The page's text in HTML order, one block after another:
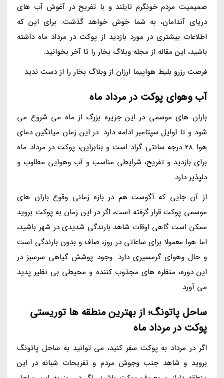
صمیمیت مردم خونگرم تایلند و با تفریح در آغوش آب های
دریای آندامان، به شما خوش خواهد گذشت. برای این که
اطلاعات بیشتری در مورد بازدید از پوکت در مرداد ماه داشته
باشید، این مقاله از مجله وبلاگ بخار را تا آخر بخوانید.
فرصت رزرو بلیط هواپیما ارزان از وبلاگ بخار را از دست ندید
آب وهوای پوکت در مرداد ماه
باران های موسمی در این جزیره بزرگ از ماه می شروع می
شود و تا اوایل سپتامبر ادامه دارد. در این زمان میانگین دمای
هوا 28 درجه سانتی گراد است و بنابراین، پوکت در مرداد ماه
برای بازدید و تفریح، شرایطی مناسب و آب وهوایی مطلوب و
دلپذیر دارد.
از آن جایی که آگوست هم در بازه زمانی وقوع باران های
موسمی پوکت قرار گرفته است، اگر در این زمان به پوکت بروید
ممکن است گاهی اوقات شاهد بارندگی شدیدی در شهر باشید،
اما هوا معمولا برای ساعاتی در روز، صاف و بدون بارندگی است
و حال وهوای گرمسیری دارد. وجود پوشش گیاهی سرسبز در
این دوره، منظره های مجذوب کننده و محیطی بی نظیر پدید
می آورد.
ساحل پاتونگ؛ از بهترین منطقه ها توریستی
پوکت در مرداد ماه
اگر در مرداد به پوکت سفر کنید، می توانید به ساحل پاتونگ
بروید و شاهد جنب وجوش مردم و تفریحات شبانه در این